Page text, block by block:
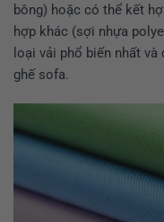
bông) hoặc có thể kết
hợp khác (sợi nhựa
loại vải phổ biến nhất
ghế sofa.